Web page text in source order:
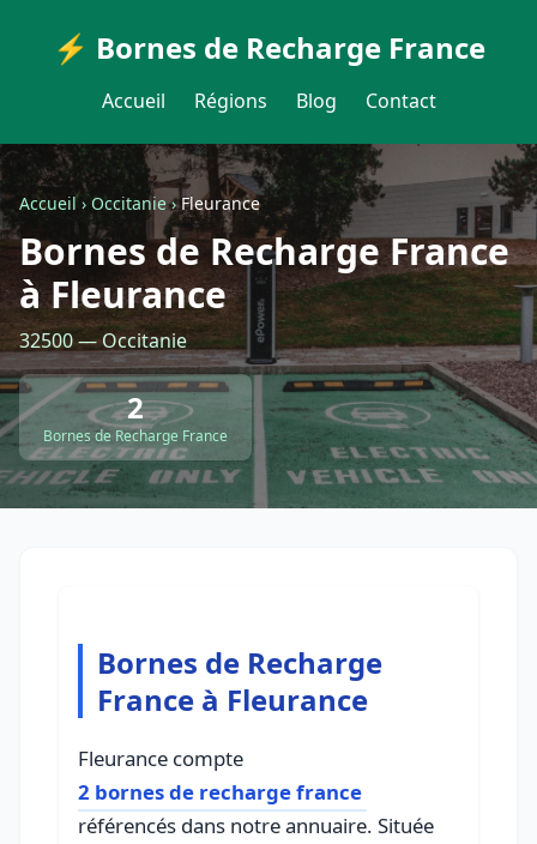
⚡ Bornes de Recharge France
Accueil Régions Blog Contact
Accueil›Occitanie›Fleurance
Bornes de Recharge France
à Fleurance
32500 — Occitanie
2
Bornes de Recharge France
Bornes de Recharge
France à Fleurance
Fleurance compte
2 bornes de recharge france
référencés dans notre annuaire. Située